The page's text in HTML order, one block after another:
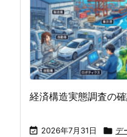
経済構造実態調査の
 2026年7月31日  デ